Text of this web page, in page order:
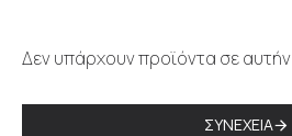
Δεν υπάρχουν προϊόντα σε
ΣΥΝΈΧΕΙΑ